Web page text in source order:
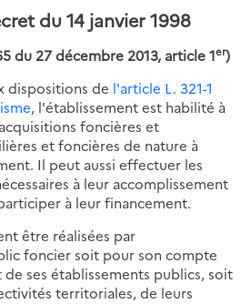
du 14 janvier 1998
du 27 décembre 2013, article 1er)
dispositions de l'article L. 321-1
, l'établissement est habilité à
foncières et
et foncières de nature à
Il peut aussi effectuer les
à leur accomplissement
à leur financement.
être réalisées par
foncier soit pour son compte
ses établissements publics, soit
territoriales, de leurs